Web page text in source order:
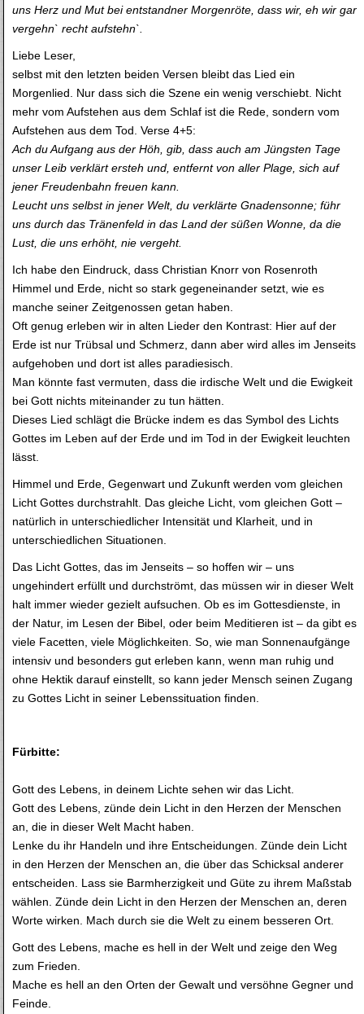
uns Herz und Mut bei entstandner Morgenröte, dass wir, eh wir gar
vergehn` recht aufstehn`.
Liebe Leser,
selbst mit den letzten beiden Versen bleibt das Lied ein
Morgenlied. Nur dass sich die Szene ein wenig verschiebt. Nicht
mehr vom Aufstehen aus dem Schlaf ist die Rede, sondern vom
Aufstehen aus dem Tod. Verse 4+5:
Ach du Aufgang aus der Höh, gib, dass auch am Jüngsten Tage
unser Leib verklärt ersteh und, entfernt von aller Plage, sich auf
jener Freudenbahn freuen kann.
Leucht uns selbst in jener Welt, du verklärte Gnadensonne; führ
uns durch das Tränenfeld in das Land der süßen Wonne, da die
Lust, die uns erhöht, nie vergeht.
Ich habe den Eindruck, dass Christian Knorr von Rosenroth
Himmel und Erde, nicht so stark gegeneinander setzt, wie es
manche seiner Zeitgenossen getan haben.
Oft genug erleben wir in alten Lieder den Kontrast: Hier auf der
Erde ist nur Trübsal und Schmerz, dann aber wird alles im Jenseits
aufgehoben und dort ist alles paradiesisch.
Man könnte fast vermuten, dass die irdische Welt und die Ewigkeit
bei Gott nichts miteinander zu tun hätten.
Dieses Lied schlägt die Brücke indem es das Symbol des Lichts
Gottes im Leben auf der Erde und im Tod in der Ewigkeit leuchten
lässt.
Himmel und Erde, Gegenwart und Zukunft werden vom gleichen
Licht Gottes durchstrahlt. Das gleiche Licht, vom gleichen Gott –
natürlich in unterschiedlicher Intensität und Klarheit, und in
unterschiedlichen Situationen.
Das Licht Gottes, das im Jenseits – so hoffen wir – uns
ungehindert erfüllt und durchströmt, das müssen wir in dieser Welt
halt immer wieder gezielt aufsuchen. Ob es im Gottesdienste, in
der Natur, im Lesen der Bibel, oder beim Meditieren ist – da gibt es
viele Facetten, viele Möglichkeiten. So, wie man Sonnenaufgänge
intensiv und besonders gut erleben kann, wenn man ruhig und
ohne Hektik darauf einstellt, so kann jeder Mensch seinen Zugang
zu Gottes Licht in seiner Lebenssituation finden.
Fürbitte:
Gott des Lebens, in deinem Lichte sehen wir das Licht.
Gott des Lebens, zünde dein Licht in den Herzen der Menschen
an, die in dieser Welt Macht haben.
Lenke du ihr Handeln und ihre Entscheidungen. Zünde dein Licht
in den Herzen der Menschen an, die über das Schicksal anderer
entscheiden. Lass sie Barmherzigkeit und Güte zu ihrem Maßstab
wählen. Zünde dein Licht in den Herzen der Menschen an, deren
Worte wirken. Mach durch sie die Welt zu einem besseren Ort.
Gott des Lebens, mache es hell in der Welt und zeige den Weg
zum Frieden.
Mache es hell an den Orten der Gewalt und versöhne Gegner und
Feinde.